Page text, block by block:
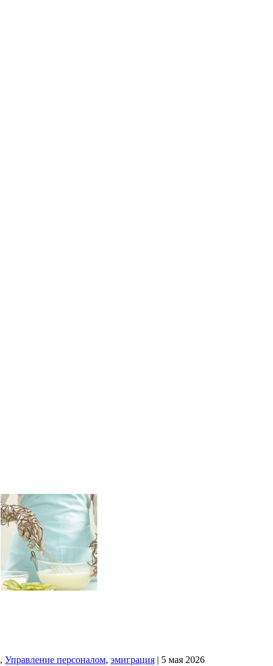
, Управление персоналом, эмиграция | 5 мая 2026